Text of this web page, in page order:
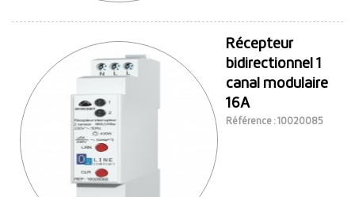
Récepteur
bidirectionnel 1
canal modulaire
16A
Référence : 10020085